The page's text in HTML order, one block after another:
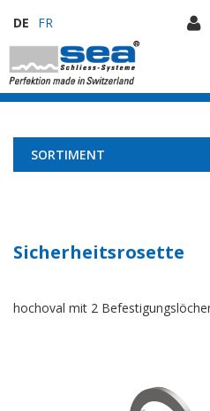
DE FR
SORTIMENT
Sicherheitsrosette
hochoval mit 2